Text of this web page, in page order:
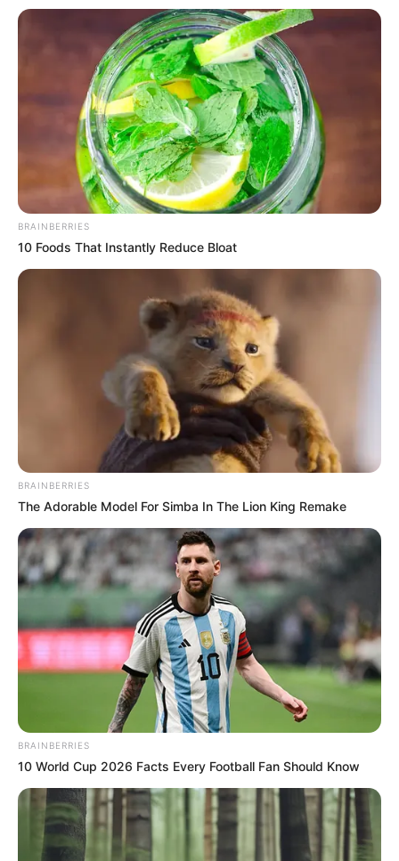
BRAINBERRIES
10 Foods That Instantly Reduce Bloat
BRAINBERRIES
The Adorable Model For Simba In The Lion King Remake
BRAINBERRIES
10 World Cup 2026 Facts Every Football Fan Should Know